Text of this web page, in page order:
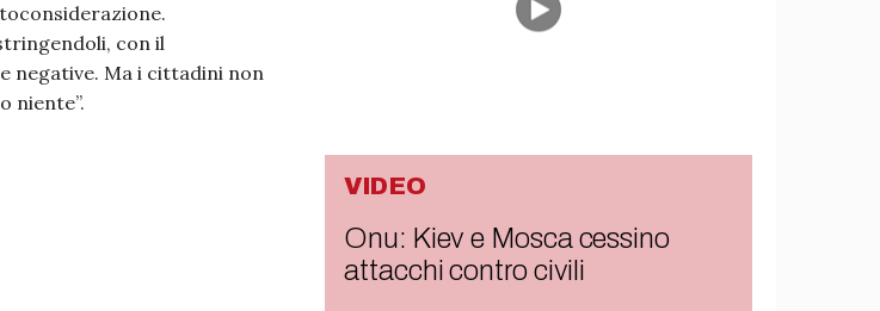
con il
negative. Ma i cittadini non
niente”.
VIDEO
Onu: Kiev e Mosca cessino
attacchi contro civili